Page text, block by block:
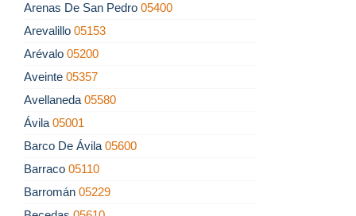
Arenas De San Pedro 05400
Arevalillo 05153
Arévalo 05200
Aveinte 05357
Avellaneda 05580
Ávila 05001
Barco De Ávila 05600
Barraco 05110
Barromán 05229